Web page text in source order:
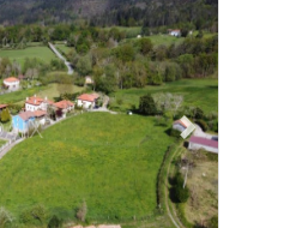
Next slide